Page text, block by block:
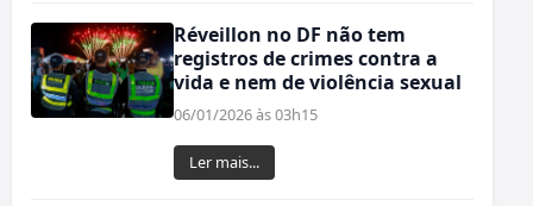
Réveillon no DF não tem
registros de crimes contra a
vida e nem de violência sexual
06/01/2026 às 03h15
Ler mais...